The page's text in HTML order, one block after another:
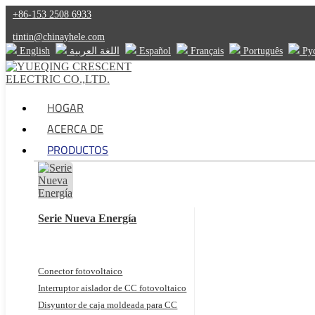
+86-153 2508 6933
tintin@chinayhele.com
English
اللغة العربية Español Français Português
HOGAR
ACERCA DE
PRODUCTOS
Serie Nueva Energía
Conector fotovoltaico
Interruptor aislador de CC fotovoltaico
Disyuntor de caja moldeada para CC